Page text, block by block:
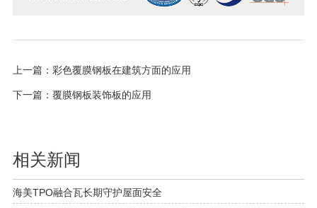
上一篇： 彩色覆膜钢板在建筑方面的应用
下一篇： 覆膜钢板装饰板的应用
相关新闻
海美TPO融合瓦长期守护屋面安全